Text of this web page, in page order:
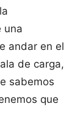
una
andar en el
de carga,
sabemos
que